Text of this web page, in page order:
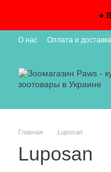
●
О нас Оплата и доставка
Главная Luposan
Luposan